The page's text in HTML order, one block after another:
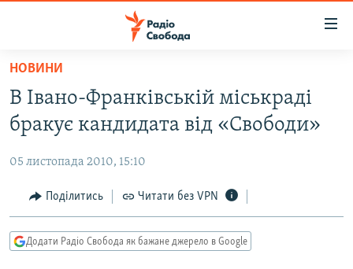
Перейти
основного
матеріалу
Перейти
до
навігації
Перейти
до
ВСЕ ЗА ДОБУ
СТАТТІ
ПОЛІТИКА
ЕКОНОМІКА
КУЛЬТУРА
ВІЙНА
РОСІЙСЬКА «ФІЛЬТРАЦІЯ»
КРИМ.РЕАЛІЇ
НОВИНИ
В Івано-Франківській міськраді
бракує кандидата від «Свободи»
05 листопада 2010, 15:10
Поділитись Читати без VPN
Додати Радіо Свобода як бажане джерело в Google